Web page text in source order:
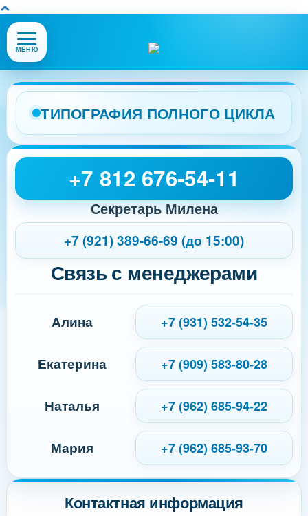
Открыть
или
меню
сайта
МЕНЮ
ТИПОГРАФИЯ ПОЛНОГО ЦИКЛА
Контактная информация
+7 812 676-54-11
Секретарь Милена
+7 (921) 389-66-69 (до 15:00)
Связь с менеджерами
Алина +7 (931) 532-54-35
Екатерина +7 (909) 583-80-28
Наталья +7 (962) 685-94-22
Мария +7 (962) 685-93-70